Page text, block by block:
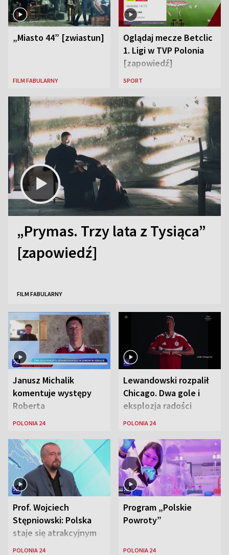
„Miasto 44” [zwiastun]
FILM FABULARNY
Oglądaj mecze Betclic
1. Ligi w TVP Polonia
[zapowiedź]
SPORT
„Prymas. Trzy lata z Tysiąca”
[zapowiedź]
FILM FABULARNY
Janusz Michalik
komentuje występy
Roberta
Lewandowskiego w
Zjednoczonych
POLONIA 24
Lewandowski rozpalił
Chicago. Dwa gole i
eksplozja radości
wśród Polonii
POLONIA 24
Prof. Wojciech
Stępniowski: Polska
staje się atrakcyjnym
miejscem dla
POLONIA 24
Program „Polskie
Powroty”
POLONIA 24